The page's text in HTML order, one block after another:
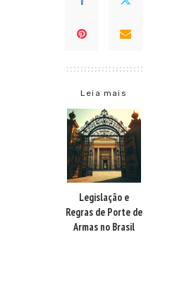
Leia mais
Legislação e
Regras de Porte de
Armas no Brasil